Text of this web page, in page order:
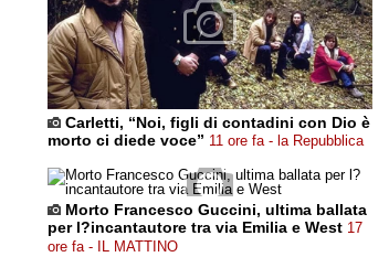
Carletti, “Noi, figli di contadini con Dio è
morto ci diede voce” 11 ore fa - la Repubblica
Morto Francesco Guccini, ultima ballata
per l?incantautore tra via Emilia e West 17
ore fa - IL MATTINO